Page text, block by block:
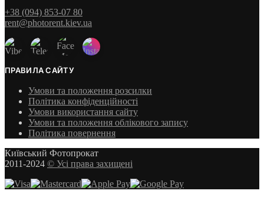
+38 (094) 853-07 80
rent@photorent.kiev.ua
ПРАВИЛА САЙТУ
Умови та положення розсилки
Політика конфіденційності
Умови використання сайту
Умови та положення облікового запису
Політика повернення
Київський Фотопрокат
2011-2024 © Усі права захищені